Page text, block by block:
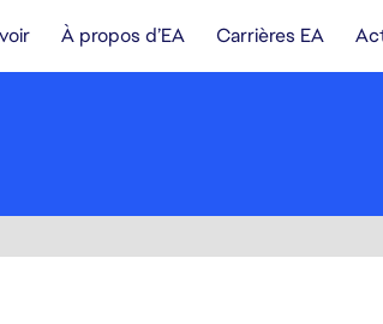
À propos d’EA Carrières EA